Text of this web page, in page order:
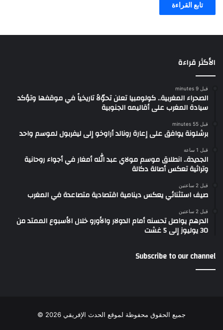
تابع القراءة
الأكثر قراءة
قبل 9 minutes
الصحراء المغربية.. كولومبيا تعلن تحوّلاً تاريخياً في موقفها وتؤكد
سيادة المغرب على أقاليمه الجنوبية
قبل 55 minutes
برشلونة يوافق على إعارة رونالد أراوخو إلى ليفربول لموسم واحد
قبل 1 ساعة
الجديدة.. انطلاق موسم مولاي عبد الله أمغار في أجواء روحانية
وتراثية تعكس أصالة دكالة
قبل 2 ساعتين
صيف استثنائي يعكس دينامية اقتصادية متصاعدة في المغرب
قبل 2 ساعتين
الدرهم يواصل تحسنه أمام الدولار والأورو خلال الأسبوع الممتد من
30 يوليوز إلى 5 غشت
Subscribe to our channel
جميع الحقوق محفوظة لموقع الحدث الإفريقي 2026 ©